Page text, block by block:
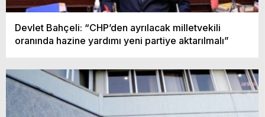
Devlet Bahçeli: “CHP’den ayrılacak milletvekili
oranında hazine yardımı yeni partiye aktarılmalı”